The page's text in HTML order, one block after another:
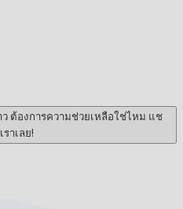
ต้องการความช่วยเหลือใช่ไหม แช
ราเลย!